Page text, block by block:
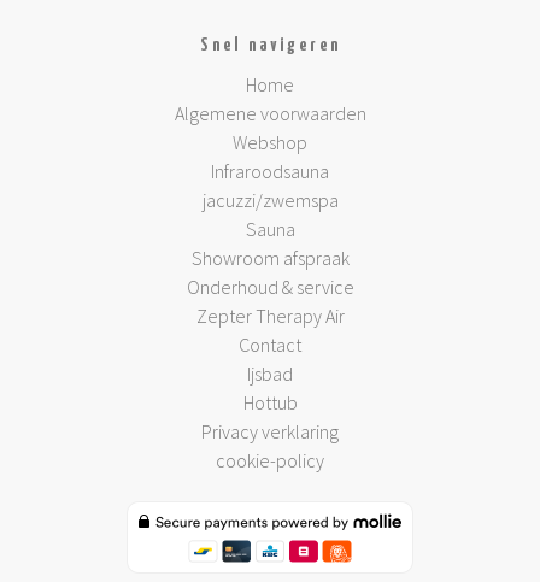
Snel navigeren
Home
Algemene voorwaarden
Webshop
Infraroodsauna
jacuzzi/zwemspa
Sauna
Showroom afspraak
Onderhoud & service
Zepter Therapy Air
Contact
Ijsbad
Hottub
Privacy verklaring
cookie-policy